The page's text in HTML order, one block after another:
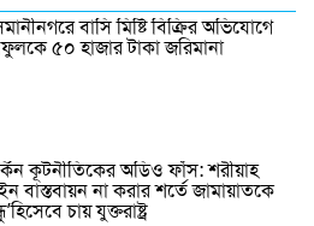
বাসি মিষ্টি বিক্রির অভিযোগে
৫০ হাজার টাকা জরিমানা
কূটনীতিকের অডিও ফাঁস: শরীয়াহ
বাস্তবায়ন না করার শর্তে জামায়াতকে
চায় যুক্তরাষ্ট্র